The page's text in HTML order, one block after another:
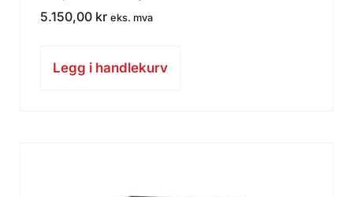
5.150,00 kr eks. mva
Legg i handlekurv